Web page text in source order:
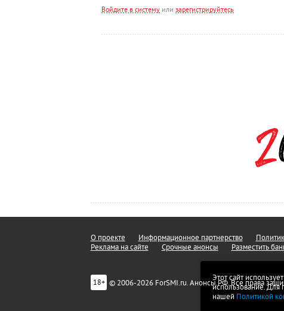
Войдите в системуили зарегистрируйтесь
Этот сайт
использование. Для
нашей Политикой
О проекте Информационное партнерство
Реклама на сайте
Срочные анонсы Разместить
18+ © 2006-2026 ForSMI.ru. Анонсы.РФ. Все права